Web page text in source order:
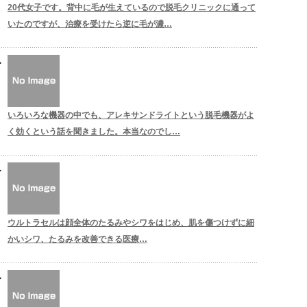
20代女子です。背中に毛が生えているので脱毛クリニックに通って
いたのですが、治療を受けたら逆に毛が濃…
いろいろな機器の中でも、アレキサンドライトという脱毛機器がよ
く効くという話を聞きました。本当なのでし…
ウルトラセルは顔全体のたるみやシワをはじめ、肌を傷つけずに細
かいシワ、たるみを改善できる医療…